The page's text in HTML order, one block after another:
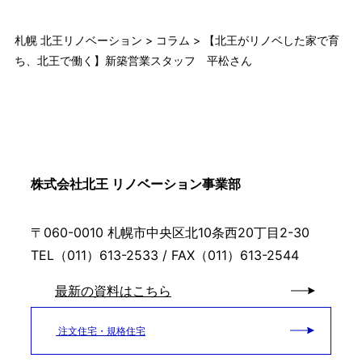
札幌 北王リノベーション > コラム >
【北王がリノベした家で育
ち、北王で働く】新築営業スタッフ 平松さん
株式会社北王 リノベーション事業部
〒060-0010 札幌市中央区北10条西20丁目2-30
TEL（011）613-2533 / FAX（011）613-2544
最新の資料はこちら
注文住宅・規格住宅